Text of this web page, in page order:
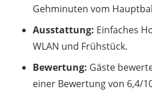
Gehminuten vom
Ausstattung: Einfaches
WLAN und Frühstück.
Bewertung: Gäste
einer Bewertung von 6,4/